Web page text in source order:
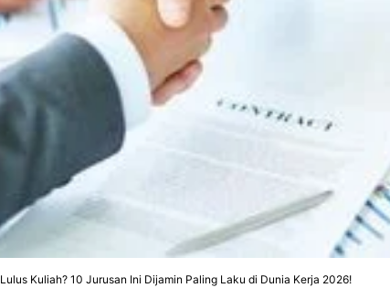
Lulus Kuliah? 10 Jurusan Ini Dijamin Paling Laku di Dunia Kerja 2026!